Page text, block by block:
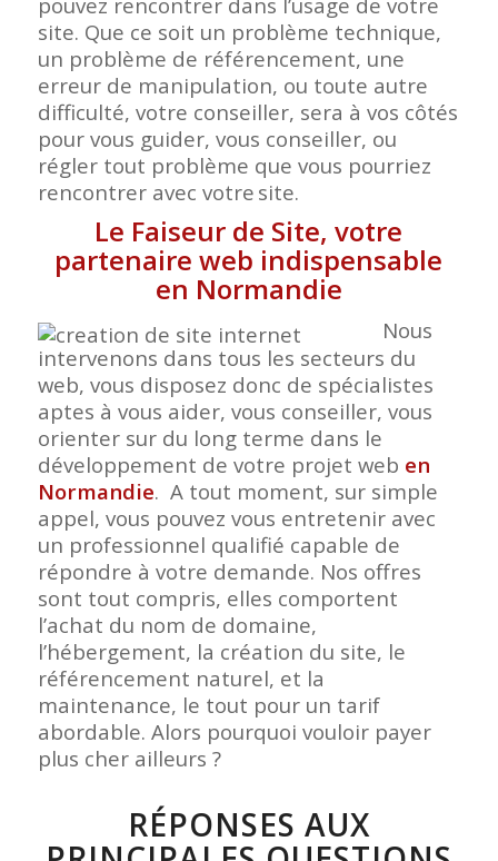
site. Que ce soit un problème technique,
un problème de référencement, une
erreur de manipulation, ou toute autre
difficulté, votre conseiller, sera à vos côtés
pour vous guider, vous conseiller, ou
régler tout problème que vous pourriez
rencontrer avec votre site.
Le Faiseur de Site, votre
partenaire web indispensable
en Normandie
Nous
intervenons dans tous les secteurs du
web, vous disposez donc de spécialistes
aptes à vous aider, vous conseiller, vous
orienter sur du long terme dans le
développement de votre projet web en
Normandie. A tout moment, sur simple
appel, vous pouvez vous entretenir avec
un professionnel qualifié capable de
répondre à votre demande. Nos offres
sont tout compris, elles comportent
l’achat du nom de domaine,
l’hébergement, la création du site, le
référencement naturel, et la
maintenance, le tout pour un tarif
abordable. Alors pourquoi vouloir payer
plus cher ailleurs ?
RÉPONSES AUX